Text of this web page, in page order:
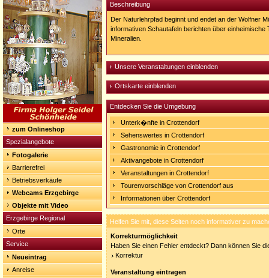
zum Onlineshop
Spezialangebote
Fotogalerie
Barrierefrei
Betriebsverkäufe
Webcams Erzgebirge
Objekte mit Video
Erzgebirge Regional
Orte
Service
Neueintrag
Anreise
Beschreibung
Der Naturlehrpfad beginnt und endet an der Wolfner
informativen Schautafeln berichten über einheimische
Mineralien.
Unsere Veranstaltungen einblenden
Ortskarte einblenden
Entdecken Sie die Umgebung
Unterk�nfte in Crottendorf
Sehenswertes in Crottendorf
Gastronomie in Crottendorf
Aktivangebote in Crottendorf
Veranstaltungen in Crottendorf
Tourenvorschläge von Crottendorf aus
Informationen über Crottendorf
Helfen Sie mit, diese Seiten noch informativer zu
Korrekturmöglichkeit
Haben Sie einen Fehler entdeckt? Dann können Sie
Korrektur
Veranstaltung eintragen